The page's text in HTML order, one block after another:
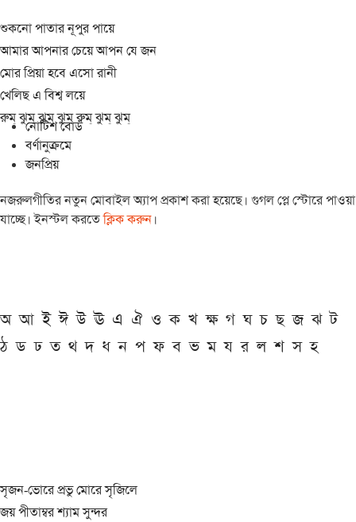
শুকনো পাতার নূপুর পায়ে
আমার আপনার চেয়ে আপন যে জন
মোর প্রিয়া হবে এসো রানী
খেলিছ এ বিশ্ব লয়ে
রুম্ ঝুম্ ঝুম্ ঝুম্ রুম্ ঝুম্ ঝুম্
নোটিশ বোর্ড
বর্ণানুক্রমে
জনপ্রিয়
নজরুলগীতির নতুন মোবাইল অ্যাপ প্রকাশ করা হয়েছে। গুগল প্লে স্টোরে পাওয়া
যাচ্ছে। ইনস্টল করতেক্লিক করুন।
অ আ ই ঈ উ ঊ এ ঐ ও ক খ ক্ষ গ ঘ চ ছ জ ঝ ট
ঠ ড ঢ ত থ দ ধ ন প ফ ব ভ ম য র ল শ স হ
সৃজন-ভোরে প্রভু মোরে সৃজিলে
জয় পীতাম্বর শ্যাম সুন্দর